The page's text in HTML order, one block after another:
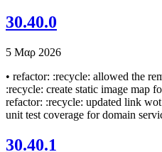
30.40.0
5 Μαρ 2026
• refactor: :recycle: allowed the
:recycle: create static image map
refactor: :recycle: updated link
unit test coverage for domain
30.40.1